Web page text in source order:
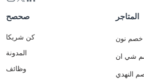
صحصح
كن شريكا
المدونة
وظائف
المتاجر
خصم نون
شي ان
النهدي